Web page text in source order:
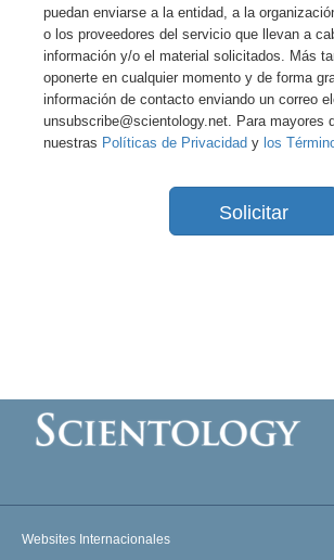
puedan enviarse a la entidad, a la
o los proveedores del servicio que llevan a
información y/o el material solicitados. Más
oponerte en cualquier momento y de forma
información de contacto enviando un correo
unsubscribe@scientology.net. Para mayores
nuestras Políticas de Privacidad y los
Solicitar
Websites Internacionales